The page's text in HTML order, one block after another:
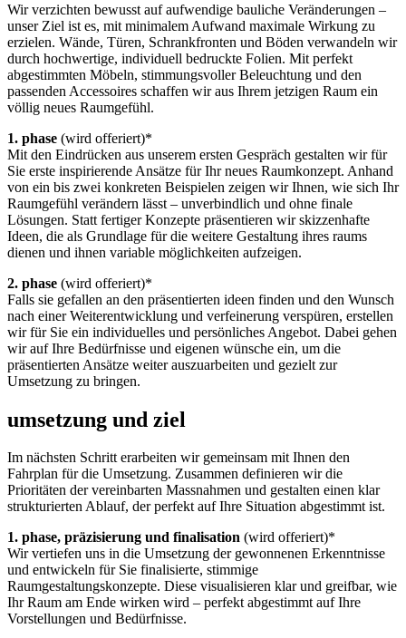
Wir verzichten bewusst auf aufwendige bauliche Veränderungen –
unser Ziel ist es, mit minimalem Aufwand maximale Wirkung zu
erzielen. Wände, Türen, Schrankfronten und Böden verwandeln wir
durch hochwertige, individuell bedruckte Folien. Mit perfekt
abgestimmten Möbeln, stimmungsvoller Beleuchtung und den
passenden Accessoires schaffen wir aus Ihrem jetzigen Raum ein
völlig neues Raumgefühl.
1. phase (wird offeriert)*
Mit den Eindrücken aus unserem ersten Gespräch gestalten wir für
Sie erste inspirierende Ansätze für Ihr neues Raumkonzept. Anhand
von ein bis zwei konkreten Beispielen zeigen wir Ihnen, wie sich Ihr
Raumgefühl verändern lässt – unverbindlich und ohne finale
Lösungen. Statt fertiger Konzepte präsentieren wir skizzenhafte
Ideen, die als Grundlage für die weitere Gestaltung ihres raums
dienen und ihnen variable möglichkeiten aufzeigen.
2. phase (wird offeriert)*
Falls sie gefallen an den präsentierten ideen finden und den Wunsch
nach einer Weiterentwicklung und verfeinerung verspüren, erstellen
wir für Sie ein individuelles und persönliches Angebot. Dabei gehen
wir auf Ihre Bedürfnisse und eigenen wünsche ein, um die
präsentierten Ansätze weiter auszuarbeiten und gezielt zur
Umsetzung zu bringen.
umsetzung und ziel
Im nächsten Schritt erarbeiten wir gemeinsam mit Ihnen den
Fahrplan für die Umsetzung. Zusammen definieren wir die
Prioritäten der vereinbarten Massnahmen und gestalten einen klar
strukturierten Ablauf, der perfekt auf Ihre Situation abgestimmt ist.
1. phase, präzisierung und finalisation (wird offeriert)*
Wir vertiefen uns in die Umsetzung der gewonnenen Erkenntnisse
und entwickeln für Sie finalisierte, stimmige
Raumgestaltungskonzepte. Diese visualisieren klar und greifbar, wie
Ihr Raum am Ende wirken wird – perfekt abgestimmt auf Ihre
Vorstellungen und Bedürfnisse.